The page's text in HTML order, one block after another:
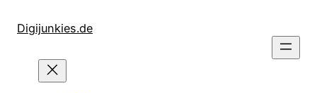
InhaltDigijunkies.de